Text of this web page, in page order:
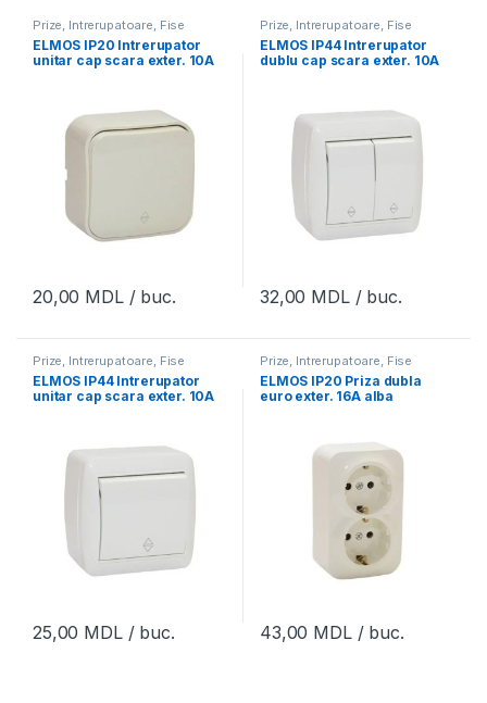
Prize, Intrerupatoare, Fise
ELMOS IP20 Intrerupator
unitar cap scara exter. 10A
20,00 MDL/ buc.
Prize, Intrerupatoare, Fise
ELMOS IP44 Intrerupator
dublu cap scara exter. 10A
32,00 MDL/ buc.
Prize, Intrerupatoare, Fise
ELMOS IP44 Intrerupator
unitar cap scara exter. 10A
25,00 MDL/ buc.
Prize, Intrerupatoare, Fise
ELMOS IP20 Priza dubla
euro exter. 16A alba
43,00 MDL/ buc.